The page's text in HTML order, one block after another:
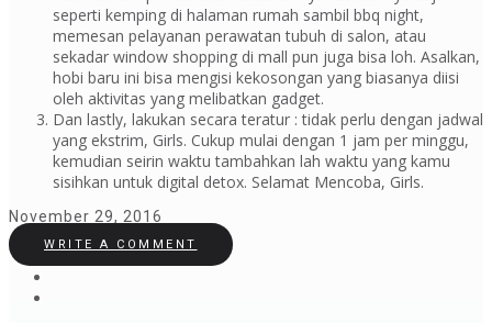
seperti kemping di halaman rumah sambil bbq night,
memesan pelayanan perawatan tubuh di salon, atau
sekadar window shopping di mall pun juga bisa loh. Asalkan,
hobi baru ini bisa mengisi kekosongan yang biasanya diisi
oleh aktivitas yang melibatkan gadget.
Dan lastly, lakukan secara teratur : tidak perlu dengan jadwal
yang ekstrim, Girls. Cukup mulai dengan 1 jam per minggu,
kemudian seirin waktu tambahkan lah waktu yang kamu
sisihkan untuk digital detox. Selamat Mencoba, Girls.
November 29, 2016
WRITE A COMMENT